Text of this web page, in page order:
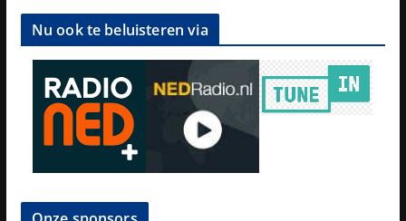
Nu ook te beluisteren via